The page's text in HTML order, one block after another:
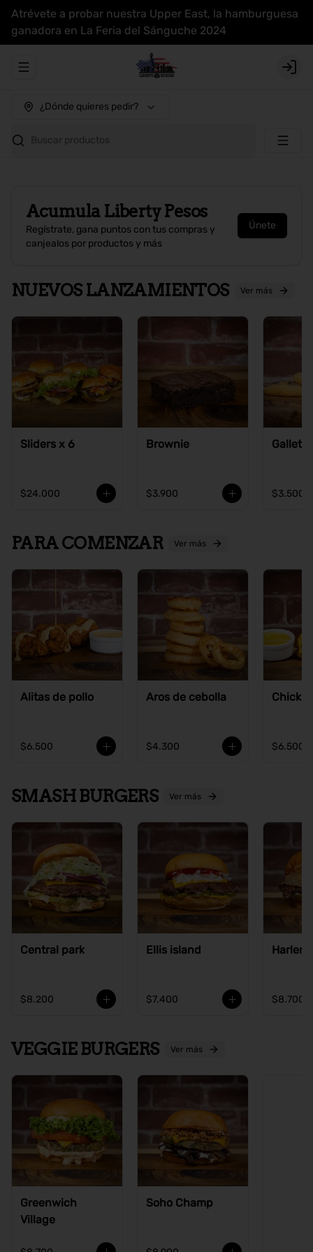
Atrévete a probar nuestra Upper East, la hamburguesa
ganadora en La Feria del Sánguche 2024
Abrir menu de navegación Login
¿Dónde quieres pedir?
Buscar productos
Acumula Liberty Pesos
Regístrate, gana puntos con tus compras y
canjealos por productos y más
Únete
NUEVOS LANZAMIENTOS Ver más
Sliders x 6
$24.000
Brownie
$3.900
Galletas
$3.500
PARA COMENZAR Ver más
Alitas de pollo
$6.500
Aros de cebolla
$4.300 $6.500
SMASH BURGERS Ver más
Central park
$8.200
Ellis island
$7.400
Harlem
$8.700
VEGGIE BURGERS Ver más
Greenwich
Village
Soho Champ